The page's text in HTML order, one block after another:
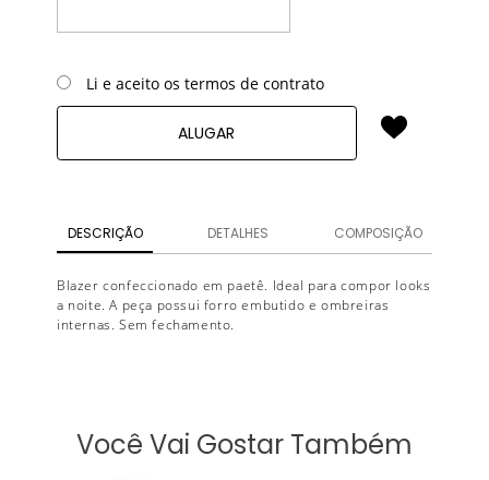
Li e aceito os termos de contrato
ALUGAR
DESCRIÇÃO DETALHES COMPOSIÇÃO
Blazer confeccionado em paetê. Ideal para compor looks
a noite. A peça possui forro embutido e ombreiras
internas. Sem fechamento.
Você Vai Gostar Também